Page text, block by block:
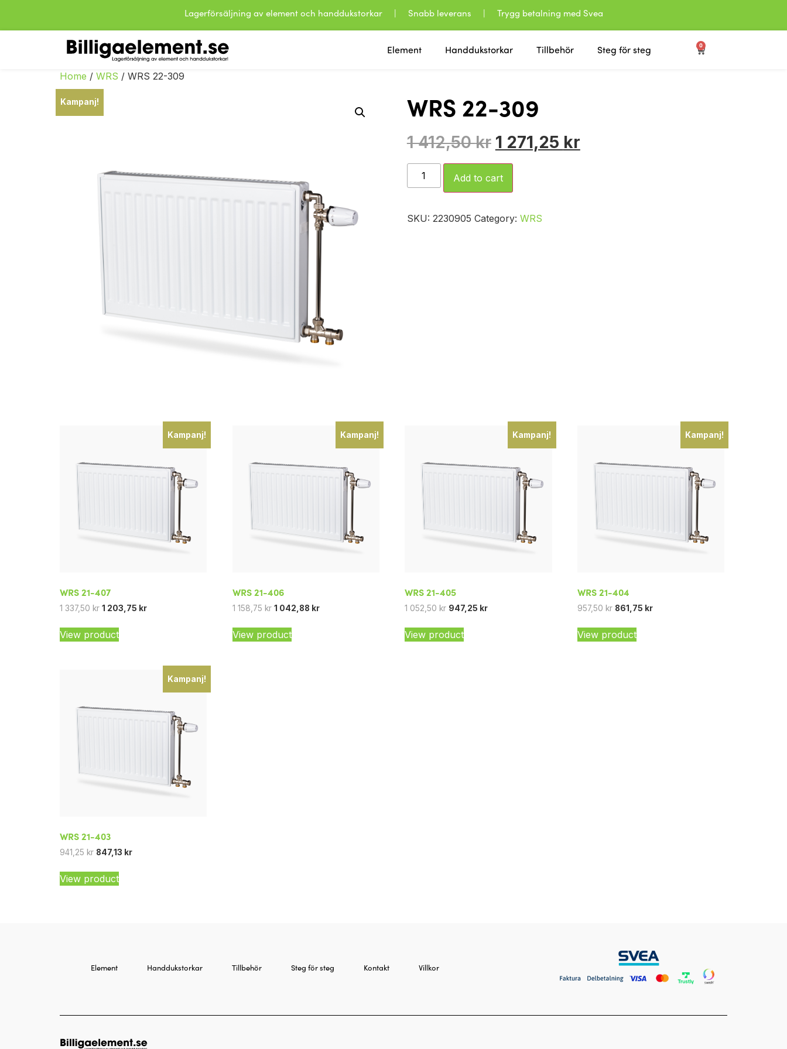
Lagerförsäljning av element och handdukstorkar | Snabb leverans | Trygg betalning med Svea
Element Handdukstorkar Tillbehör Steg för steg 0
Home / WRS / WRS 22-309
Kampanj! WRS 22-309
1 412,50kr 1 271,25 kr
Add to cart
SKU: 2230905 Category: WRS
Kampanj!
WRS 21-407
1 337,50 kr 1 203,75 kr
View product
Kampanj!
WRS 21-406
1 158,75 kr 1 042,88 kr
View product
Kampanj!
WRS 21-405
1 052,50 kr 947,25 kr
View product
Kampanj!
WRS 21-404
957,50 kr 861,75 kr
View product
Kampanj!
WRS 21-403
941,25 kr 847,13 kr
View product
Element Handdukstorkar Tillbehör Steg för steg Kontakt Villkor